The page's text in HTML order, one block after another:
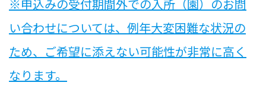
※申込みの受付期間外での入所（園）のお問
い合わせについては、例年大変困難な状況の
ため、ご希望に添えない可能性が非常に高く
なります。